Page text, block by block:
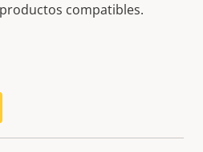
compatibles.